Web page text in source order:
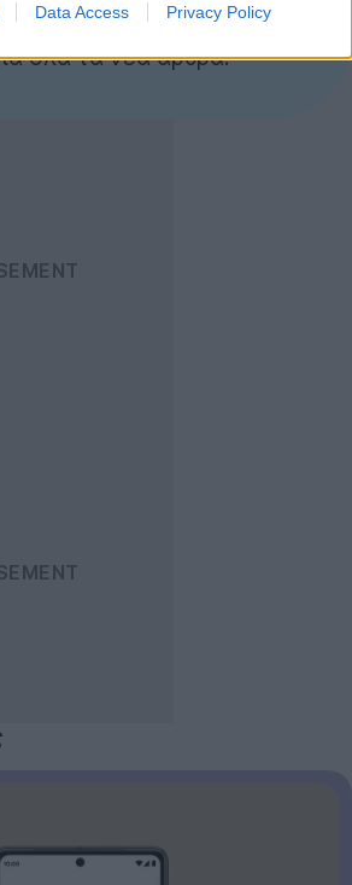
Data Access Privacy Policy
άμεσα
όλα τα νέα άρθρα!